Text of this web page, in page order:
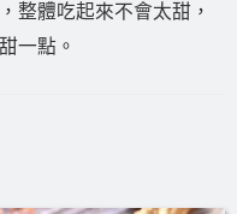
整體吃起來不會太甜，
一點。